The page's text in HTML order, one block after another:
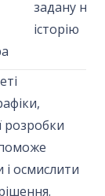
задану
історію
розробки
і осмислити